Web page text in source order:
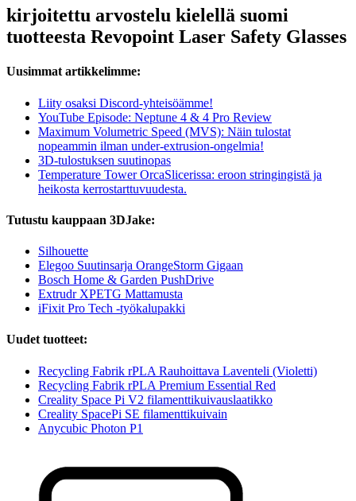
kirjoitettu arvostelu kielellä suomi
tuotteesta Revopoint Laser Safety Glasses
Uusimmat artikkelimme:
Liity osaksi Discord-yhteisöämme!
YouTube Episode: Neptune 4 & 4 Pro Review
Maximum Volumetric Speed (MVS): Näin tulostat
nopeammin ilman under-extrusion-ongelmia!
3D-tulostuksen suutinopas
Temperature Tower OrcaSlicerissa: eroon stringingistä ja
heikosta kerrostarttuvuudesta.
Tutustu kauppaan 3DJake:
Silhouette
Elegoo Suutinsarja OrangeStorm Gigaan
Bosch Home & Garden PushDrive
Extrudr XPETG Mattamusta
iFixit Pro Tech -työkalupakki
Uudet tuotteet:
Recycling Fabrik rPLA Rauhoittava Laventeli (Violetti)
Recycling Fabrik rPLA Premium Essential Red
Creality Space Pi V2 filamenttikuivauslaatikko
Creality SpacePi SE filamenttikuivain
Anycubic Photon P1